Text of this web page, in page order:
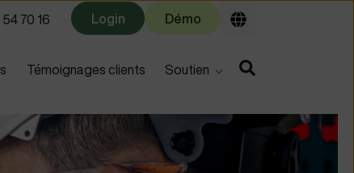
54 70 16 Login Démo
Témoignages clients Soutien Show submenu for